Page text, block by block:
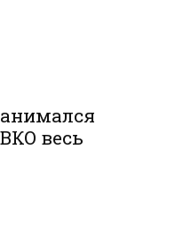
весь